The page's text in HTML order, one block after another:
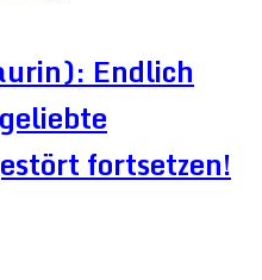
Endlich
fortsetzen!